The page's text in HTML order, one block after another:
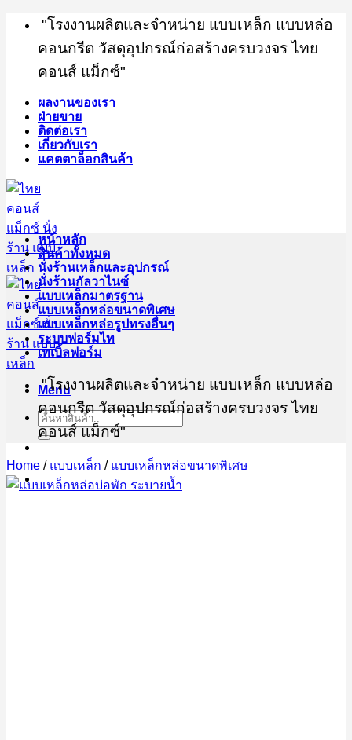
content
"โรงงานผลิตและจำหน่าย แบบเหล็ก แบบหล่อ
คอนกรีต วัสดุอุปกรณ์ก่อสร้างครบวงจร ไทย
คอนส์ แม็กซ์"
ผลงานของเรา
ฝ่ายขาย
ติดต่อเรา
เกี่ยวกับเรา
แคตตาล็อกสินค้า
Menu
Search
for:
ต้องการสอบถามข้อมูล ขอใบเสนอราคา ทีมฝ่าย
หน้าหลัก
สินค้าทั้งหมด
นั่งร้านเหล็กและอุปกรณ์
นั่งร้านกัลวาไนซ์
แบบเหล็กมาตรฐาน
แบบเหล็กหล่อขนาดพิเศษ
แบบเหล็กหล่อรูปทรงอื่นๆ
ระบบฟอร์มไท
เทเบิ้ลฟอร์ม
"โรงงานผลิตและจำหน่าย แบบเหล็ก แบบหล่อ
คอนกรีต วัสดุอุปกรณ์ก่อสร้างครบวงจร ไทย
คอนส์ แม็กซ์"
Home / แบบเหล็ก / แบบเหล็กหล่อขนาดพิเศษ